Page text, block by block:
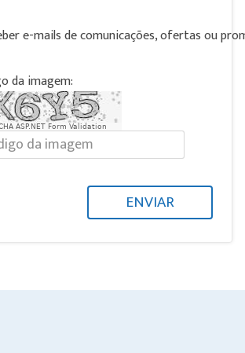
e-mails de comunicações, ofertas ou
da imagem:
ASP.NET Form Validation
ENVIAR